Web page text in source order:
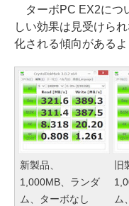
ターボPC EX2につ
しい効果は見受けら
化される傾向があるよ
新製品、
1,000MB、ランダ
ム、ターボなし
旧
ム